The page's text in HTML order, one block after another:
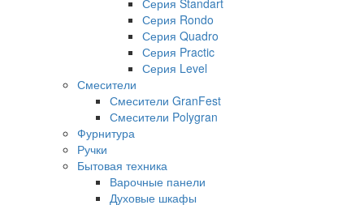
Серия Rondo
Серия Quadro
Серия Practic
Серия Level
Смесители
Смесители GranFest
Смесители Polygran
Фурнитура
Ручки
Бытовая техника
Варочные панели
Духовые шкафы